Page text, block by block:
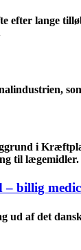
lange
i
til lægemidler.
– billig
af det